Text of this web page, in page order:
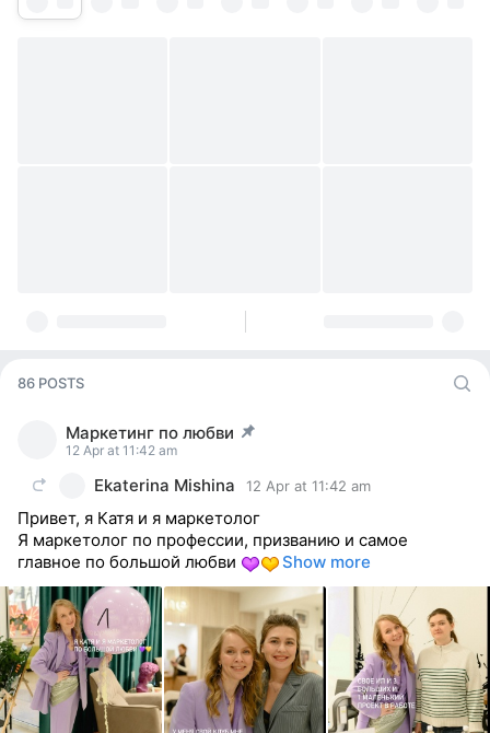
86 POSTS
Маркетинг по любви
post pinned
12 Apr at 11:42 am
Ekaterina Mishina 12 Apr at 11:42 am
Привет, я Катя и я маркетолог
Я маркетолог по профессии, призванию и самое
главное по большой любви
Show more